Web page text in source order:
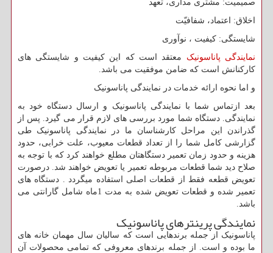
صمیمیت: مشتری مداری، تعهد
اخلاق: اعتماد، شفافیّت
شایستگی: کیفیت ، نوآوری
نمایندگی پاناسونیک معتقد است که این کیفیت و شایستگی های
کارکنانش است که ضامن موفقیت می باشد.
و اما نحوه ارائه خدمات در نمایندگی پاناسونیک
بعد ازتماس شما با نمایندگی پاناسونیک و ارسال دستگاه خود به
نمایندگی. دستگاه شما مورد بررسی های لازم قرار می گیرد. پس از
گذراندن این مراحل کارشناسان ما در نمایندگی پاناسونیک طی
گزارشی کامل شما را از تعداد قطعات معیوب، علت خرابی، حدود
هزینه و حدود زمان تعمیر دستگاهتان مطلع خواهند کرد که با توجه به
صلاح دید شما قطعات مربوطه تعمیر یا تعویض خواهند شد. درصورت
تعویض قطعه فقط از قطعات اصلی استفاده میگردد . دستگاه های
تعمیر شده و قطعات تعویض شده به مدت 1ماه شامل گارانتی می
باشد.
نمایندگی پرینترهای پاناسونیک
پاناسونیک از جمله برندهایی است که سالیان سال مهمان خانه های
ما بوده و است. از جمله برندهای معروفی که تمامی محصولات آن